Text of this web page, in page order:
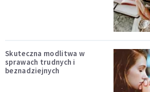
Skuteczna modlitwa w
sprawach trudnych i
beznadziejnych